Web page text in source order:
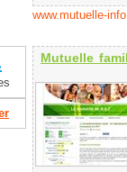
www.mutuelle-
Mutuelle